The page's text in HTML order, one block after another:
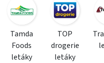
Tamda
Foods
letáky
TOP
drogerie
letáky